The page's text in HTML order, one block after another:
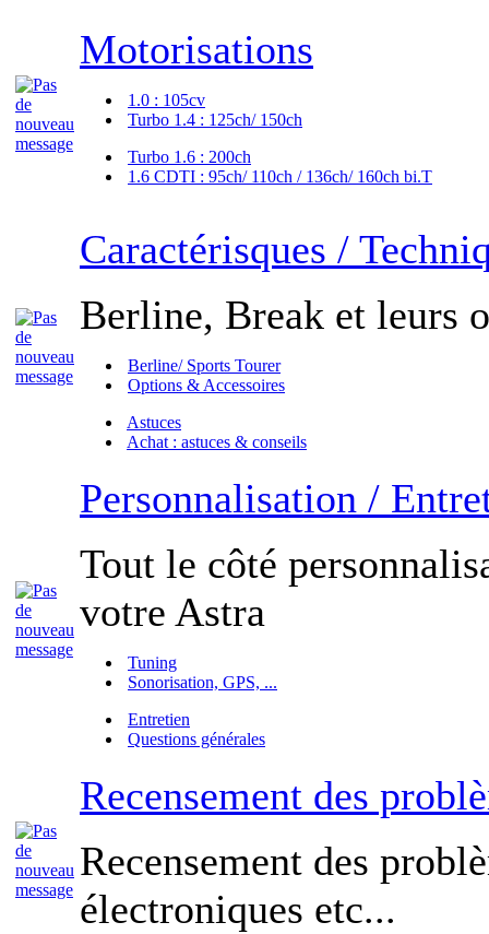
Motorisations
1.0 : 105cv
Turbo 1.4 : 125ch/ 150ch
Turbo 1.6 : 200ch
1.6 CDTI : 95ch/ 110ch / 136ch/ 160ch bi.T
Caractérisques /
Berline, Break et leurs
Berline/ Sports Tourer
Options & Accessoires
Astuces
Achat : astuces & conseils
Personnalisation /
Tout le côté
votre Astra
Tuning
Sonorisation, GPS, ...
Entretien
Questions générales
Recensement des
Recensement des
électroniques etc...